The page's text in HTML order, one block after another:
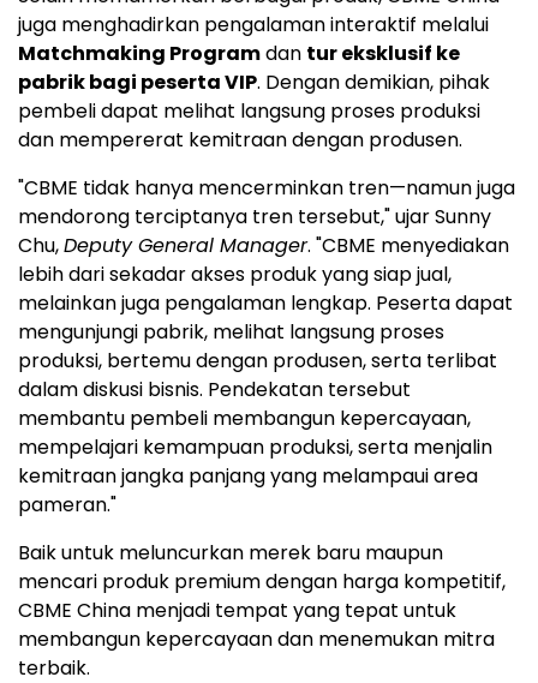
juga menghadirkan pengalaman interaktif melalui
Matchmaking Programdan tur eksklusif ke
pabrik bagi peserta VIP. Dengan demikian, pihak
pembeli dapat melihat langsung proses produksi
dan mempererat kemitraan dengan produsen.
"CBME tidak hanya mencerminkan tren—namun juga
mendorong terciptanya tren tersebut," ujar Sunny
Chu,Deputy General Manager. "CBME menyediakan
lebih dari sekadar akses produk yang siap jual,
melainkan juga pengalaman lengkap. Peserta dapat
mengunjungi pabrik, melihat langsung proses
produksi, bertemu dengan produsen, serta terlibat
dalam diskusi bisnis. Pendekatan tersebut
membantu pembeli membangun kepercayaan,
mempelajari kemampuan produksi, serta menjalin
kemitraan jangka panjang yang melampaui area
pameran."
Baik untuk meluncurkan merek baru maupun
mencari produk premium dengan harga kompetitif,
CBME China menjadi tempat yang tepat untuk
membangun kepercayaan dan menemukan mitra
terbaik.